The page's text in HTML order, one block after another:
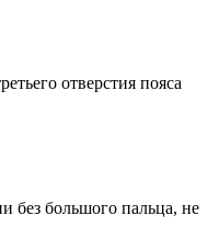
отверстия пояса
без большого пальца, не